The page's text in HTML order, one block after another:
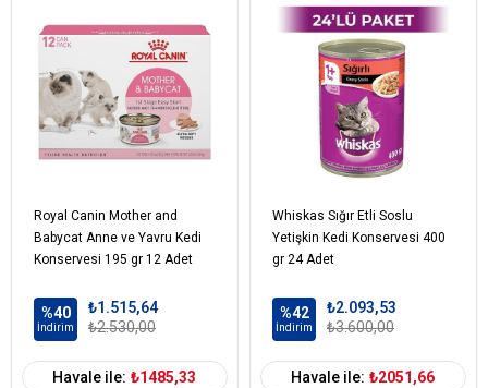
Royal Canin Mother and
Babycat Anne ve Yavru Kedi
Konservesi 195 gr 12 Adet
%40
İndirim
₺1.515,64
₺2.530,00
Havale ile: ₺1485,33
Whiskas Sığır Etli Soslu
Yetişkin Kedi Konservesi 400
gr 24 Adet
%42
İndirim
₺2.093,53
₺3.600,00
Havale ile: ₺2051,66